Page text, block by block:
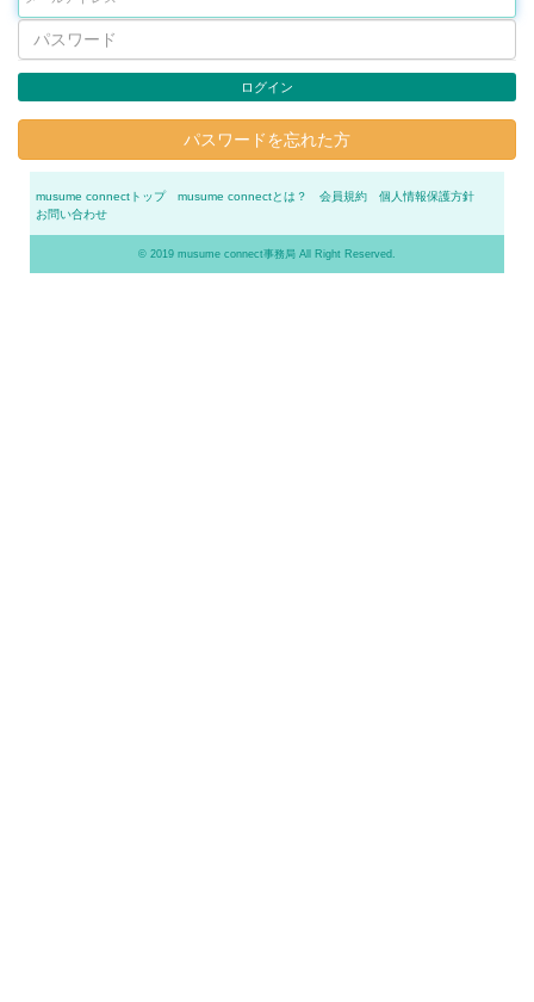
ログイン
パスワードを忘れた方
musume connectトップ musume connectとは？ 会員規約
個人情報保護方針
お問い合わせ
© 2019 musume connect事務局 All Right Reserved.